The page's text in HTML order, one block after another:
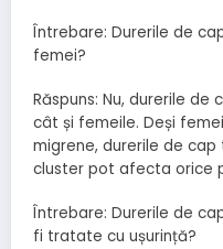
Întrebare: Durerile de
femei?
Răspuns: Nu, durerile
cât și femeile. Deși
migrene, durerile de
cluster pot afecta orice
Întrebare: Durerile de
fi tratate cu ușurință?